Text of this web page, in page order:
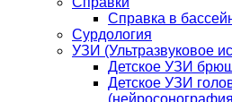
Справка в
Сурдология
УЗИ (Ультразвуковое
Детское УЗИ
Детское УЗИ